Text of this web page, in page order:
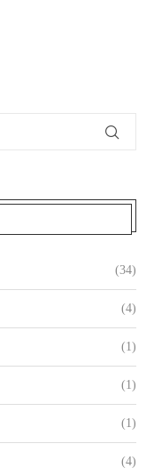
(34)
(4)
(1)
(1)
(1)
(4)